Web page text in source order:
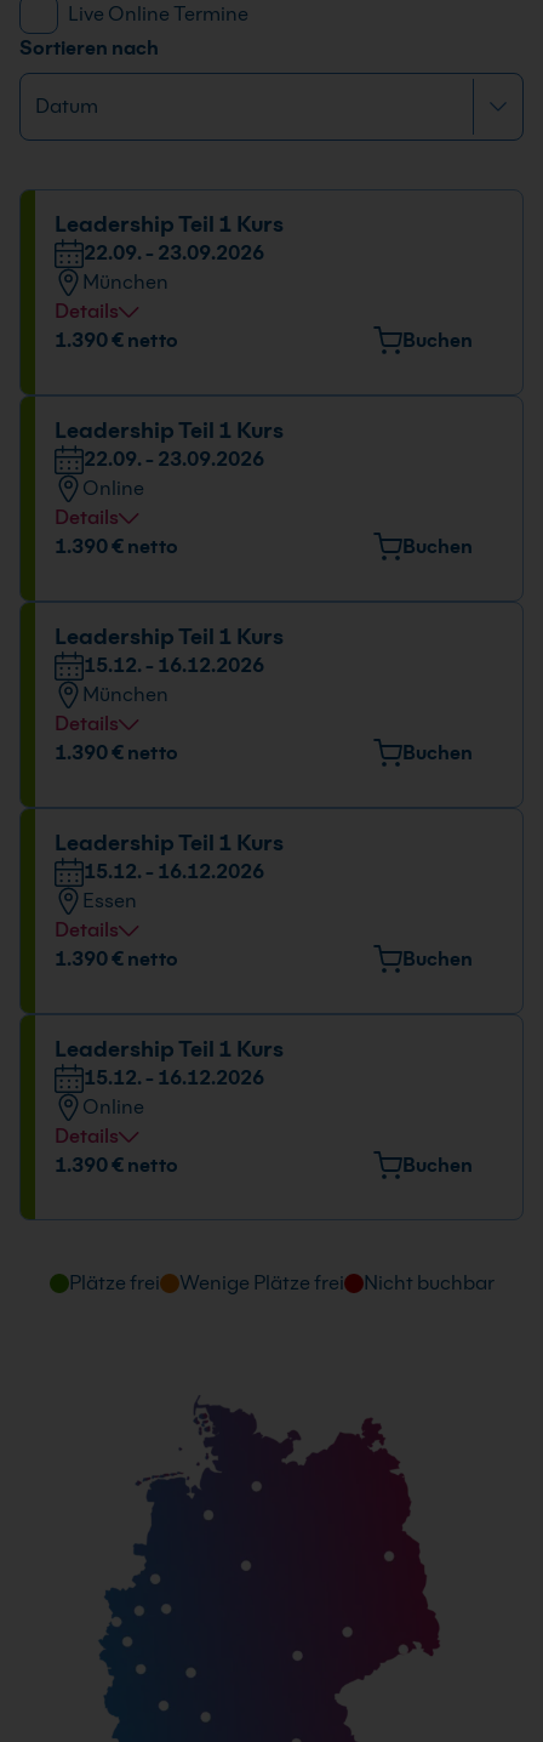
Live Online Termine
Sortieren nach
Leadership Teil 1 Kurs
22.09. - 23.09.2026
München
Details
Veranstaltungsort
Datum und Uhrzeit
22.09. - 23.09.2026
09:00 - 16:00 Uhr
1.390 € netto Buchen
Leadership Teil 1 Kurs
22.09. - 23.09.2026
Online
Details
Datum und Uhrzeit
1.390 € netto Buchen
Leadership Teil 1 Kurs
15.12. - 16.12.2026
München
Details
Veranstaltungsort
Datum und Uhrzeit
15.12. - 16.12.2026
09:00 - 16:00 Uhr
1.390 € netto Buchen
Leadership Teil 1 Kurs
15.12. - 16.12.2026
Essen
Details
Veranstaltungsort
Datum und Uhrzeit
15.12. - 16.12.2026
09:00 - 16:00 Uhr
1.390 € netto Buchen
Leadership Teil 1 Kurs
15.12. - 16.12.2026
Online
Details
Datum und Uhrzeit
1.390 € netto Buchen
Plätze frei Wenige Plätze frei Nicht buchbar